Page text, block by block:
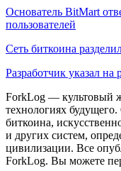
Основатель BitMart
пользователей
Сеть биткоина
Разработчик указал на
ForkLog — культовый
технологиях
биткоина,
и других систем,
цивилизации. Все
ForkLog. Вы можете